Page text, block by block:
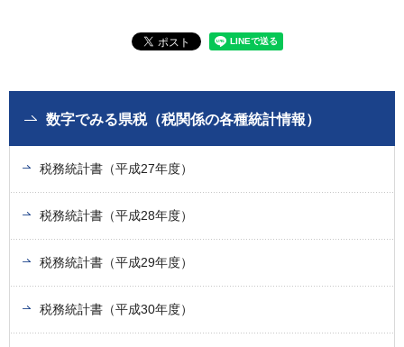
数字でみる県税（税関係の各種統計情報）
税務統計書（平成27年度）
税務統計書（平成28年度）
税務統計書（平成29年度）
税務統計書（平成30年度）